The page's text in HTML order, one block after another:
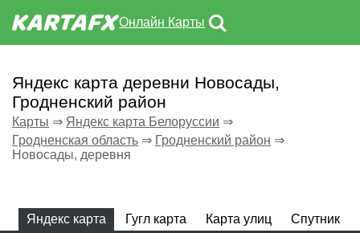
Онлайн Карты
Яндекс карта деревни Новосады,
Гродненский район
Карты ⇒ Яндекс карта Белоруссии ⇒
Гродненская область ⇒ Гродненский район ⇒
Новосады, деревня
Яндекс карта Гугл карта Карта улиц Спутник